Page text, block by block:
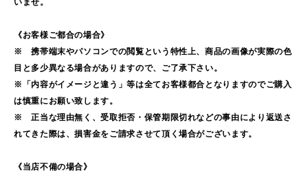
《お客様ご都合の場合》
※ 携帯端末やパソコンでの閲覧という特性上、商品の画像が実際の色
目と多少異なる場合がありますので、ご了承下さい。
※「内容がイメージと違う」等は全てお客様都合となりますのでご購入
は慎重にお願い致します。
※ 正当な理由無く、受取拒否・保管期限切れなどの事由により返送さ
れてきた際は、損害金をご請求させて頂く場合がございます。
《当店不備の場合》